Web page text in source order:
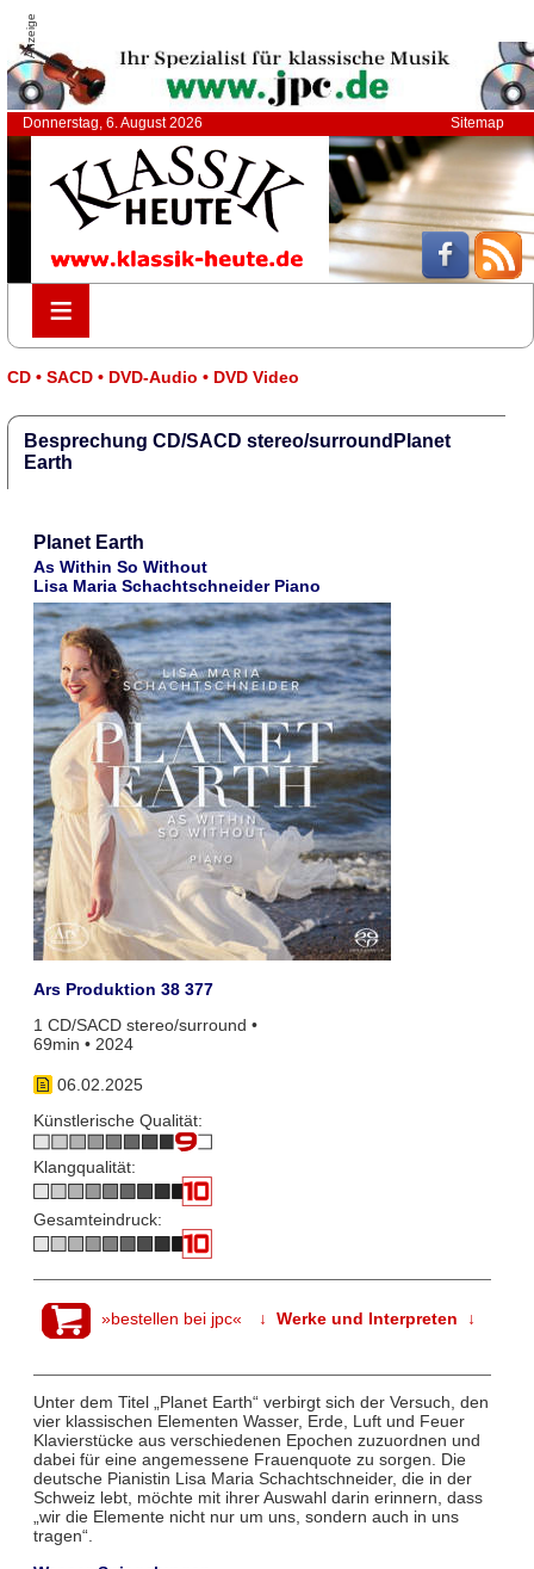
Anzeige
Donnerstag, 6. August 2026 Sitemap
≡
≡
CD • SACD • DVD-Audio • DVD Video
Besprechung CD/SACD stereo/surroundPlanet
Earth
Planet Earth
As Within So Without
Lisa Maria Schachtschneider Piano
Ars Produktion 38 377
1 CD/SACD stereo/surround •
69min • 2024
06.02.2025
Künstlerische Qualität:
Klangqualität:
Gesamteindruck:
»bestellen bei jpc« ↓ Werke und Interpreten ↓
Unter dem Titel „Planet Earth“ verbirgt sich der Versuch, den
vier klassischen Elementen Wasser, Erde, Luft und Feuer
Klavierstücke aus verschiedenen Epochen zuzuordnen und
dabei für eine angemessene Frauenquote zu sorgen. Die
deutsche Pianistin Lisa Maria Schachtschneider, die in der
Schweiz lebt, möchte mit ihrer Auswahl darin erinnern, dass
„wir die Elemente nicht nur um uns, sondern auch in uns
tragen“.